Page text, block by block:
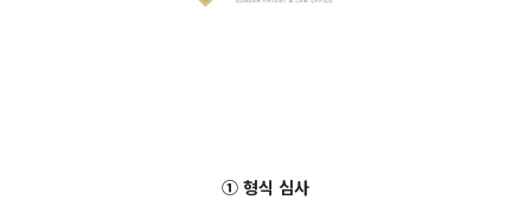
① 형식 심사